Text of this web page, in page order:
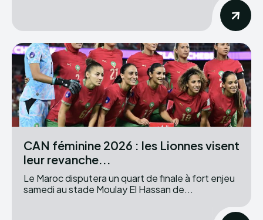
CAN féminine 2026 : les Lionnes visent
leur revanche...
Le Maroc disputera un quart de finale à fort enjeu
samedi au stade Moulay El Hassan de...